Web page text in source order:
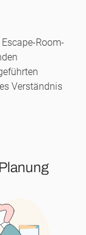
Room-
Verständnis